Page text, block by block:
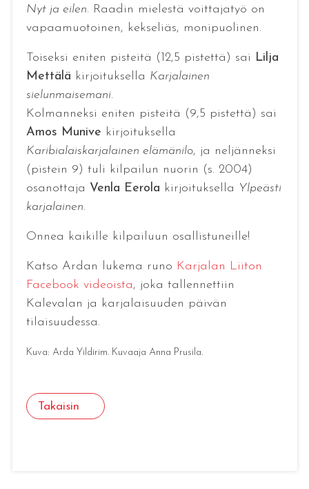
Nyt ja eilen. Raadin mielestä voittajatyö on
vapaamuotoinen, kekseliäs, monipuolinen.
Toiseksi eniten pisteitä (12,5 pistettä) sai Lilja
Mettälä kirjoituksella Karjalainen
sielunmaisemani.
Kolmanneksi eniten pisteitä (9,5 pistettä) sai
Amos Munive kirjoituksella
Karibialaiskarjalainen elämänilo, ja neljänneksi
(pistein 9) tuli kilpailun nuorin (s. 2004)
osanottaja Venla Eerola kirjoituksella Ylpeästi
karjalainen.
Onnea kaikille kilpailuun osallistuneille!
Katso Ardan lukema runo Karjalan Liiton
Facebook videoista, joka tallennettiin
Kalevalan ja karjalaisuuden päivän
tilaisuudessa.
Kuva: Arda Yildirim. Kuvaaja Anna Prusila.
Takaisin